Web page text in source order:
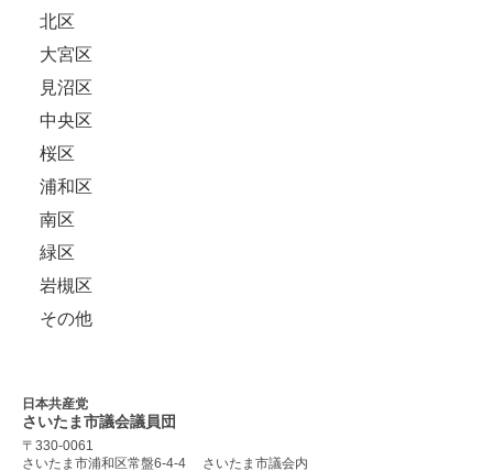
北区
大宮区
見沼区
中央区
桜区
浦和区
南区
緑区
岩槻区
その他
日本共産党
さいたま市議会議員団
〒330-0061
さいたま市浦和区常盤6-4-4
さいたま市議会内